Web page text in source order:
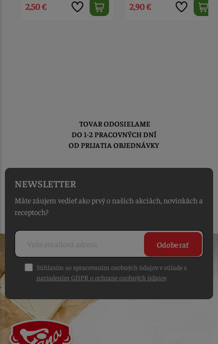
2,50 € 2,90 €
TOVAR ODOSIELAME
DO 1-2 PRACOVNÝCH DNÍ
OD PRIJATIA OBJEDNÁVKY
NEWSLETTER
Máte záujem vedieť ako prvý o našich akciách, novinkách a
receptoch?
Odoberať
Súhlasím so spracovaním osobných údajov v súlade s
nariadením GDPR o ochrane osobných údajov.